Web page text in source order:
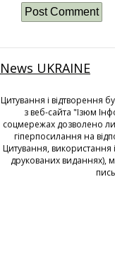
News UKRAINE
Цитування і відтворення
з веб-сайта "Ізюм
соцмережах дозволено
гіперпосилання на
Цитування, використання
друкованих виданнях),